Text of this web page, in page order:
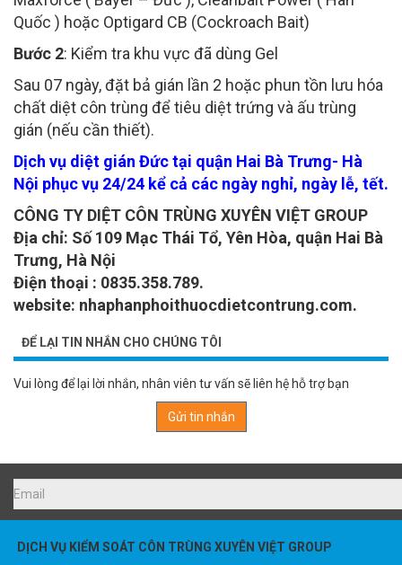
Quốc ) hoặc Optigard CB (Cockroach Bait)
Bước 2 : Kiểm tra khu vực đã dùng Gel
Sau 07 ngày, đặt bả gián lần 2 hoặc phun tồn lưu hóa
chất diệt côn trùng để tiêu diệt trứng và ấu trùng
gián (nếu cần thiết).
Dịch vụ diệt gián Đức tại quận Hai Bà Trưng- Hà
Nội phục vụ 24/24 kể cả các ngày nghỉ, ngày lễ, tết.
CÔNG TY DIỆT CÔN TRÙNG XUYÊN VIỆT GROUP
Địa chỉ: Số 109 Mạc Thái Tổ, Yên Hòa, quận Hai Bà
Trưng, Hà Nội
Điện thoại : 0835.358.789.
website: nhaphanphoithuocdietcontrung.com.
ĐỂ LẠI TIN NHẮN CHO CHÚNG TÔI
Gửi tin nhắn
DỊCH VỤ KIỂM SOÁT CÔN TRÙNG XUYÊN VIỆT GROUP